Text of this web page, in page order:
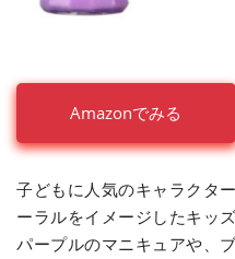
Amazonでみる
子どもに人気のキャラクタ
ーラルをイメージしたキッ
パープルのマニキュアや、